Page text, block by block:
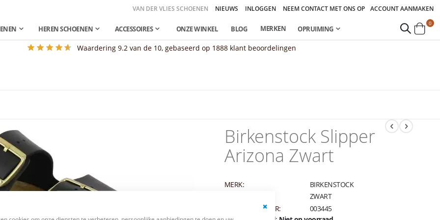
Close
VAN DER VLIES SCHOENEN NIEUWS INLOGGEN NEEM CONTACT MET ONS OP ACCOUNT AANMAKEN
HEREN SCHOENEN ACCESSOIRES OPRUIMING
ONZE WINKEL BLOG MERKEN Cart
0
Waardering9.2 van de 10, gebaseerd op 1888 klant beoordelingen
Birkenstock Slipper
Arizona Zwart
MERK:
BIRKENSTOCK
ZWART
ARTIKELNUMMER:
003445